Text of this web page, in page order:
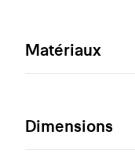
Matériaux
Dimensions